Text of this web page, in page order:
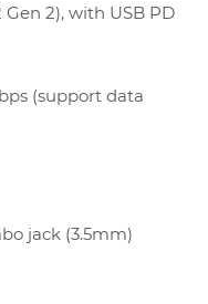
Gen 2), with USB PD
(support data
jack (3.5mm)